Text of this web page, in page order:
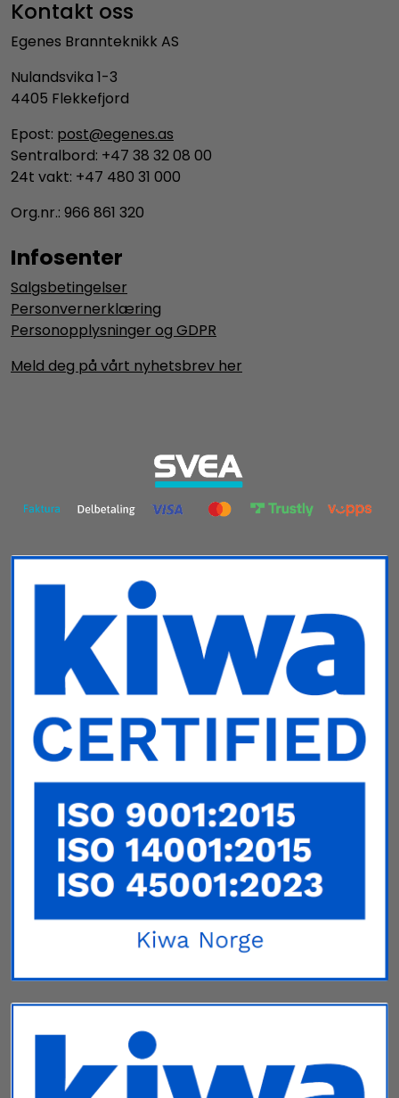
Kontakt oss
Egenes Brannteknikk AS
Nulandsvika 1-3
4405 Flekkefjord
Epost: post@egenes.as
Sentralbord: +47 38 32 08 00
24t vakt: +47 480 31 000
Org.nr.: 966 861 320
Infosenter
Salgsbetingelser
Personvernerklæring
Personopplysninger og GDPR
Meld deg på vårt nyhetsbrev her